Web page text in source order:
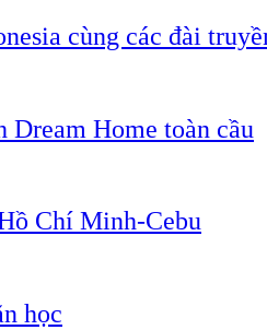
cùng các đài
Dream Home toàn cầu
Chí Minh-Cebu
học